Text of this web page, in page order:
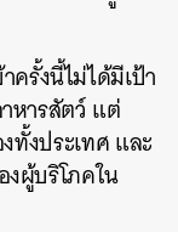
ครั้งนี้ไม่ได้มีเป้า
หารสัตว์ แต่
ทั้งประเทศ และ
ผู้บริโภคใน